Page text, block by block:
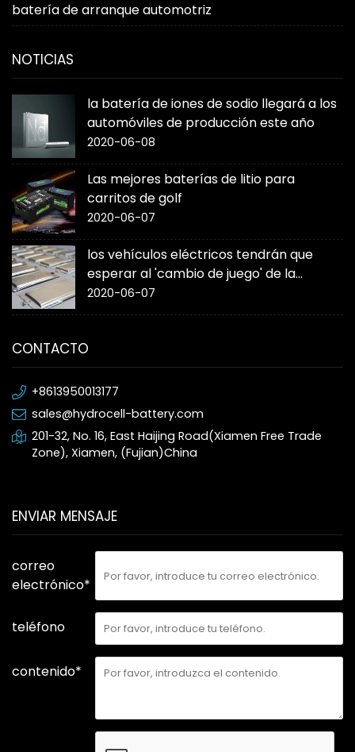
batería de arranque automotriz
NOTICIAS
la batería de iones de sodio llegará a los
automóviles de producción este año
2020-06-08
Las mejores baterías de litio para
carritos de golf
2020-06-07
los vehículos eléctricos tendrán que
esperar al 'cambio de juego' de la
batería de estado sólido
2020-06-07
CONTACTO
+8613950013177
sales@hydrocell-battery.com
201-32, No. 16, East Haijing Road(Xiamen Free Trade
Zone), Xiamen, (Fujian)China
ENVIAR MENSAJE
correo
electrónico*
teléfono
contenido*